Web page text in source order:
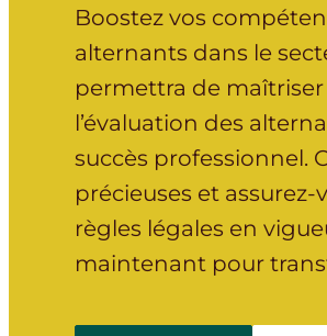
Boostez vos
alternants dans le
permettra de maîtriser
l’évaluation des
succès professionnel.
précieuses et
règles légales en
maintenant pour